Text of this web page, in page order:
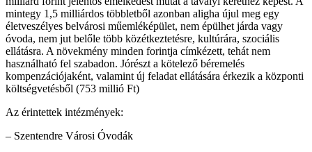
mintegy 1,5 milliárdos többletből azonban aligha újul meg egy
életveszélyes belvárosi műemléképület, nem épülhet járda vagy
óvoda, nem jut belőle több közétkeztetésre, kultúrára, szociális
ellátásra. A növekmény minden forintja címkézett, tehát nem
használható fel szabadon. Jórészt a kötelező béremelés
kompenzációjaként, valamint új feladat ellátására érkezik a központi
költségvetésből (753 millió Ft)
Az érintettek intézmények:
– Szentendre Városi Óvodák